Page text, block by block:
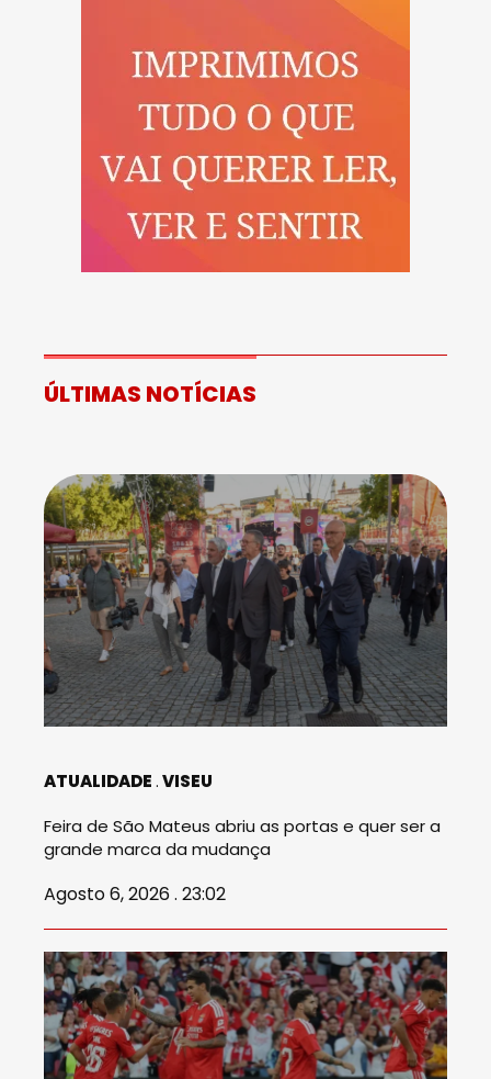
ÚLTIMAS NOTÍCIAS
ATUALIDADE VISEU
Feira de São Mateus abriu as portas e quer ser a
grande marca da mudança
Agosto 6, 2026 . 23:02